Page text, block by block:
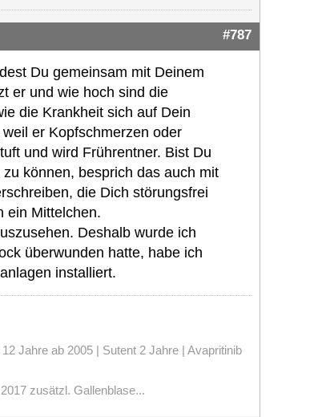
#787
Du gemeinsam mit Deinem
er und wie hoch sind die
die Krankheit sich auf Dein
er Kopfschmerzen oder
und wird Frührentner. Bist Du
können, besprich das auch mit
die Dich störungsfrei
ein Mittelchen.
Deshalb wurde ich
überwunden hatte, habe ich
installiert.
Jahre ab 2005 | Sutent 2 Jahre | Avapritinib
zusätzl. Gallenblase...